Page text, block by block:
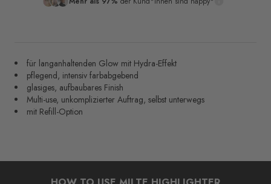
für langanhaltenden Glow mit Hydra-Effekt
pflegend, intensiv farbabgebend
glasiges, aufbaubares Finish
Multi-use, unkomplizierter Auftrag, selbst unterwegs
mit Refill-Option